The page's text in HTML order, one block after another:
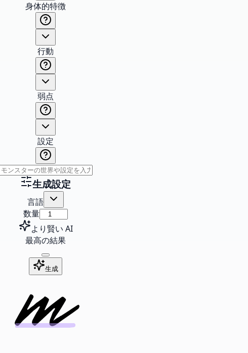
身体的特徴
行動
弱点
設定
生成設定
言語
数量
より賢い AI
最高の結果
生成